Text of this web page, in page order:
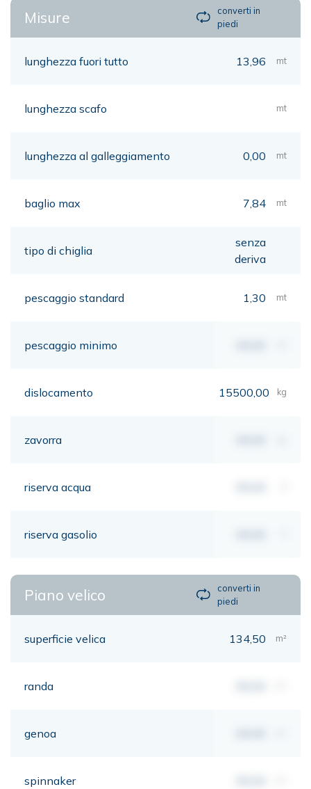
Misure
converti in
piedi
lunghezza fuori tutto 13,96 mt
lunghezza scafo mt
lunghezza al galleggiamento 0,00 mt
baglio max 7,84 mt
tipo di chiglia
senza
deriva
pescaggio standard 1,30 mt
pescaggio minimo
dislocamento 15500,00 kg
zavorra
riserva acqua
riserva gasolio
Piano velico
converti in
piedi
superficie velica 134,50 m²
randa
genoa
spinnaker